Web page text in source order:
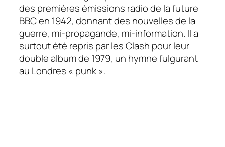
des premières émissions radio de la future
BBC en 1942, donnant des nouvelles de la
guerre, mi-propagande, mi-information. Il a
surtout été repris par les Clash pour leur
double album de 1979, un hymne fulgurant
au Londres « punk ».